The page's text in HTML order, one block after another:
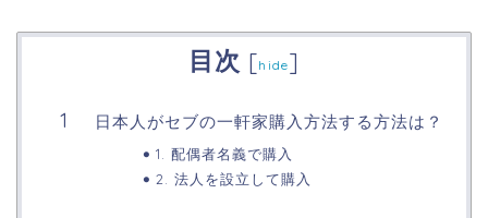
目次 [hide]
日本人がセブの一軒家購入方法する方法は？
1. 配偶者名義で購入
2. 法人を設立して購入